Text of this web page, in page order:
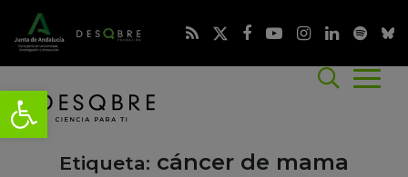
Etiqueta: cáncer de mama